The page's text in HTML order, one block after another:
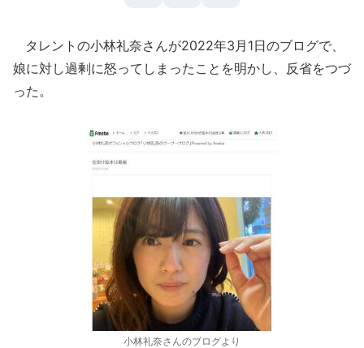
タレントの小林礼奈さんが2022年3月1日のブログで、
娘に対し過剰に怒ってしまったことを明かし、反省をつづ
った。
小林礼奈さんのブログより